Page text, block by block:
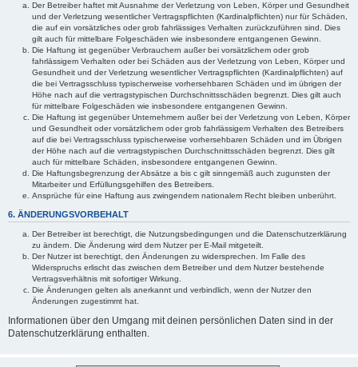
Der Betreiber haftet mit Ausnahme der Verletzung von Leben, Körper und Gesundheit
und der Verletzung wesentlicher Vertragspflichten (Kardinalpflichten) nur für Schäden,
die auf ein vorsätzliches oder grob fahrlässiges Verhalten zurückzuführen sind. Dies
gilt auch für mittelbare Folgeschäden wie insbesondere entgangenen Gewinn.
Die Haftung ist gegenüber Verbrauchern außer bei vorsätzlichem oder grob
fahrlässigem Verhalten oder bei Schäden aus der Verletzung von Leben, Körper und
Gesundheit und der Verletzung wesentlicher Vertragspflichten (Kardinalpflichten) auf
die bei Vertragsschluss typischerweise vorhersehbaren Schäden und im übrigen der
Höhe nach auf die vertragstypischen Durchschnittsschäden begrenzt. Dies gilt auch
für mittelbare Folgeschäden wie insbesondere entgangenen Gewinn.
Die Haftung ist gegenüber Unternehmern außer bei der Verletzung von Leben, Körper
und Gesundheit oder vorsätzlichem oder grob fahrlässigem Verhalten des Betreibers
auf die bei Vertragsschluss typischerweise vorhersehbaren Schäden und im Übrigen
der Höhe nach auf die vertragstypischen Durchschnittsschäden begrenzt. Dies gilt
auch für mittelbare Schäden, insbesondere entgangenen Gewinn.
Die Haftungsbegrenzung der Absätze a bis c gilt sinngemäß auch zugunsten der
Mitarbeiter und Erfüllungsgehilfen des Betreibers.
Ansprüche für eine Haftung aus zwingendem nationalem Recht bleiben unberührt.
6. ÄNDERUNGSVORBEHALT
Der Betreiber ist berechtigt, die Nutzungsbedingungen und die Datenschutzerklärung
zu ändern. Die Änderung wird dem Nutzer per E-Mail mitgeteilt.
Der Nutzer ist berechtigt, den Änderungen zu widersprechen. Im Falle des
Widerspruchs erlischt das zwischen dem Betreiber und dem Nutzer bestehende
Vertragsverhältnis mit sofortiger Wirkung.
Die Änderungen gelten als anerkannt und verbindlich, wenn der Nutzer den
Änderungen zugestimmt hat.
Informationen über den Umgang mit deinen persönlichen Daten sind in der
Datenschutzerklärung enthalten.